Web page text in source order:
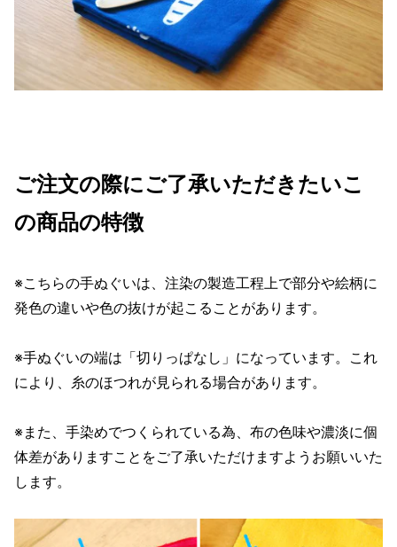
ご注文の際にご了承いただきたいこ
の商品の特徴
※こちらの手ぬぐいは、注染の製造工程上で部分や絵柄に
発色の違いや色の抜けが起こることがあります。
※手ぬぐいの端は「切りっぱなし」になっています。これ
により、糸のほつれが見られる場合があります。
※また、手染めでつくられている為、布の色味や濃淡に個
体差がありますことをご了承いただけますようお願いいた
します。